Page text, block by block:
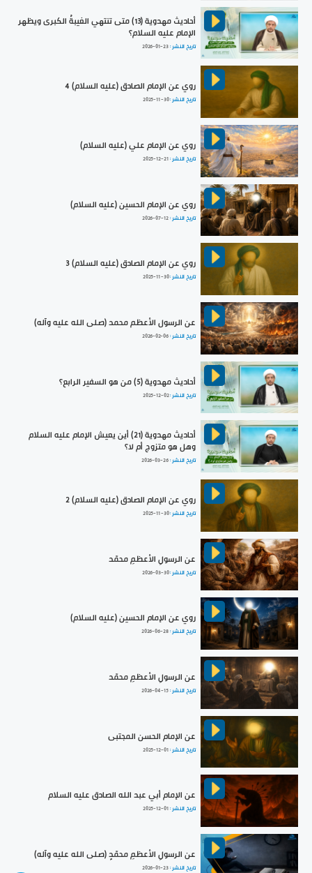
أحاديث مهدوية (13) متى تنتهي الغيبةُ الكبرى ويظهر
الإمام عليه السلام؟
تاريخ النشر :2026-01-23
روي عن الإمام الصادق (عليه السلام) 4
تاريخ النشر :2025-11-30
روي عن الإمام علي (عليه السلام)
تاريخ النشر :2025-12-21
روي عن الإمام الحسين (عليه السلام)
تاريخ النشر :2026-07-12
روي عن الإمام الصادق (عليه السلام) 3
تاريخ النشر :2025-11-30
عن الرسول الأعظم محمد (صلى الله عليه وآله)
تاريخ النشر :2026-02-06
أحاديث مهدوية (5) من هو السفير الرابع؟
تاريخ النشر :2025-12-02
أحاديث مهدوية (21) أين يعيش الإمام عليه السلام
وهل هو متزوج أم لا؟
تاريخ النشر :2026-03-26
روي عن الإمام الصادق (عليه السلام) 2
تاريخ النشر :2025-11-30
عن الرسولِ الأعظمِ محمّد
تاريخ النشر :2026-03-30
روي عن الإمام الحسين (عليه السلام)
تاريخ النشر :2026-06-28
عن الرسولِ الأعظمِ محمّد
تاريخ النشر :2026-04-15
عن الإمام الحسن المجتبى
تاريخ النشر :2025-12-01
عن الإمام أبي عبد الله الصادق عليه السلام
تاريخ النشر :2025-12-01
عن الرسولِ الأعظمِ محمّدٍ (صلى الله عليه وآله)
تاريخ النشر :2026-01-23